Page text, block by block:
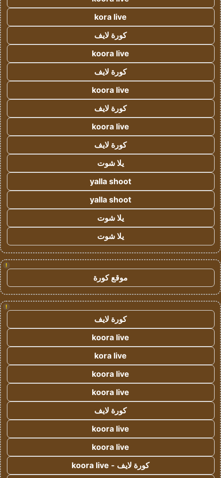
kora live
كورة لايف
koora live
كورة لايف
koora live
كورة لايف
koora live
كورة لايف
يلا شوت
yalla shoot
yalla shoot
يلا شوت
يلا شوت
!
موقع كورة
!
كورة لايف
koora live
kora live
koora live
koora live
كورة لايف
koora live
koora live
كورة لايف - koora live